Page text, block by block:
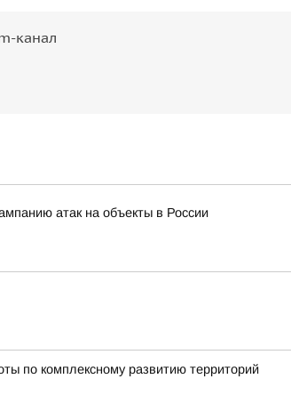
канал
атак на объекты в России
по комплексному развитию территорий